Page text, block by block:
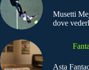
Musetti
dove
Fanta
Asta